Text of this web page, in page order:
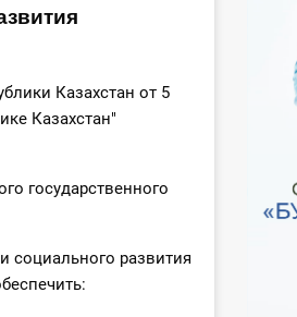
Казахстан от 5
Казахстан"
государственного
социального развития